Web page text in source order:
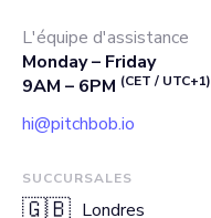
L'équipe d'assistance
Monday – Friday
9AM – 6PM (CET / UTC+1)
hi@pitchbob.io
SUCCURSALES
🇬🇧 Londres